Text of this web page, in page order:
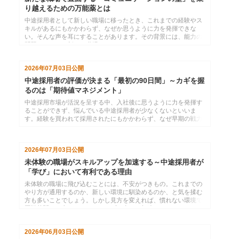
り越えるための万能薬とは
中途採用者として新しい職場に移ったとき、これまでの経験やス
キルがあるにもかかわらず、なぜか思うように力を発揮できな
い。そんな声を耳にすることがあります。その背景には、能力の
おきたいコミュニケーションの視点を、五つのテーマに沿ってご
紹介します。
2026年07月03日公開
中途採用者の評価が決まる「最初の90日間」～カギを握
るのは「期待値マネジメント」
中途採用市場が活況を呈する中、入社後に思うように力を発揮す
ることができず、悩んでいる中途採用者が少なくないといいま
す。経験を買われて採用されたにもかかわらず、なぜ早期の戦力
2026年07月03日 公開
未体験の職場がスキルアップを加速する～中途採用者が
「学び」において有利である理由
未体験の職場に飛び込むことには、不安がつきもの。これまでの
やり方が通用するのか、新しい環境に馴染めるのか、と気を揉む
方も多いことでしょう。しかし見方を変えれば、慣れない環境で
2026年06月03日公開